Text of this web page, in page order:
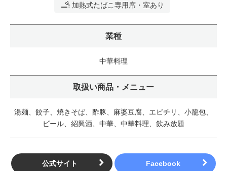
加熱式たばこ専用席・室あり
業種
中華料理
取扱い商品・メニュー
湯麺、餃子、焼きそば、酢豚、麻婆豆腐、エビチリ、小籠包、
ビール、紹興酒、中華、中華料理、飲み放題
公式サイト